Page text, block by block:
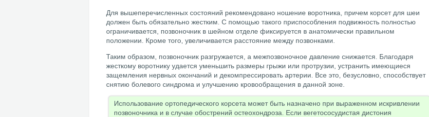
Для вышеперечисленных состояний рекомендовано ношение воротника, причем корсет для шеи
должен быть обязательно жестким. С помощью такого приспособления подвижность полностью
ограничивается, позвоночник в шейном отделе фиксируется в анатомически правильном
положении. Кроме того, увеличивается расстояние между позвонками.
Таким образом, позвоночник разгружается, а межпозвоночное давление снижается. Благодаря
жесткому воротнику удается уменьшить размеры грыжи или протрузии, устранить имеющиеся
защемления нервных окончаний и декомпрессировать артерии. Все это, безусловно, способствует
снятию болевого синдрома и улучшению кровообращения в данной зоне.
Использование ортопедического корсета может быть назначено при выраженном искривлении
позвоночника и в случае обострений остеохондроза. Если вегетососудистая дистония